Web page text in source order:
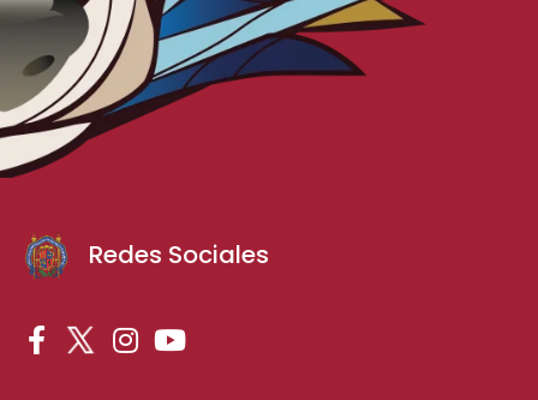
Redes Sociales